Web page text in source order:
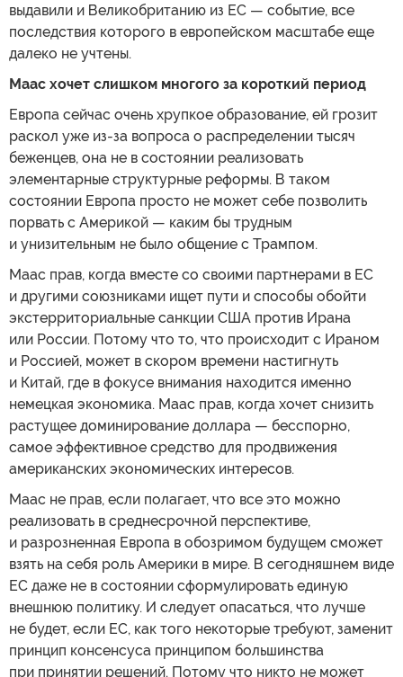
выдавили и Великобританию из ЕС — событие, все
последствия которого в европейском масштабе еще
далеко не учтены.
Маас хочет слишком многого за короткий период
Европа сейчас очень хрупкое образование, ей грозит
раскол уже из-за вопроса о распределении тысяч
беженцев, она не в состоянии реализовать
элементарные структурные реформы. В таком
состоянии Европа просто не может себе позволить
порвать с Америкой — каким бы трудным
и унизительным не было общение с Трампом.
Маас прав, когда вместе со своими партнерами в ЕС
и другими союзниками ищет пути и способы обойти
экстерриториальные санкции США против Ирана
или России. Потому что то, что происходит с Ираном
и Россией, может в скором времени настигнуть
и Китай, где в фокусе внимания находится именно
немецкая экономика. Маас прав, когда хочет снизить
растущее доминирование доллара — бесспорно,
самое эффективное средство для продвижения
американских экономических интересов.
Маас не прав, если полагает, что все это можно
реализовать в среднесрочной перспективе,
и разрозненная Европа в обозримом будущем сможет
взять на себя роль Америки в мире. В сегодняшнем виде
ЕС даже не в состоянии сформулировать единую
внешнюю политику. И следует опасаться, что лучше
не будет, если ЕС, как того некоторые требуют, заменит
принцип консенсуса принципом большинства
при принятии решений. Потому что никто не может